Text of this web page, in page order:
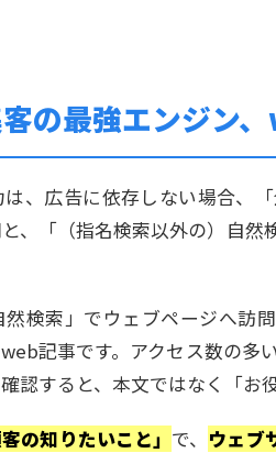
の最強エンジン
、広告に依存しない場合、
と、「（指名検索以外の）自
然検索」でウェブページへ訪
web記事です。アクセス数の
認すると、本文ではなく「お
の知りたいこと」 で、 ウェブ